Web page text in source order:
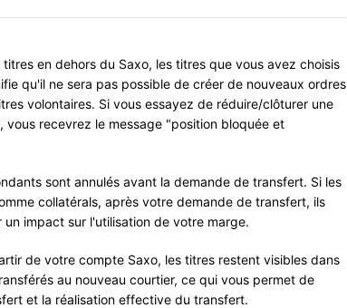
en dehors du Saxo, les titres que vous avez choisis
qu'il ne sera pas possible de créer de nouveaux ordres
volontaires. Si vous essayez de réduire/clôturer une
recevrez le message "position bloquée et
sont annulés avant la demande de transfert. Si les
collatérals, après votre demande de transfert, ils
impact sur l'utilisation de votre marge.
de votre compte Saxo, les titres restent visibles dans
au nouveau courtier, ce qui vous permet de
et la réalisation effective du transfert.